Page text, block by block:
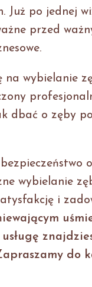
Już po jednej
przed
na wybielanie
dbać o zęby
wybielanie
i
usługę
do